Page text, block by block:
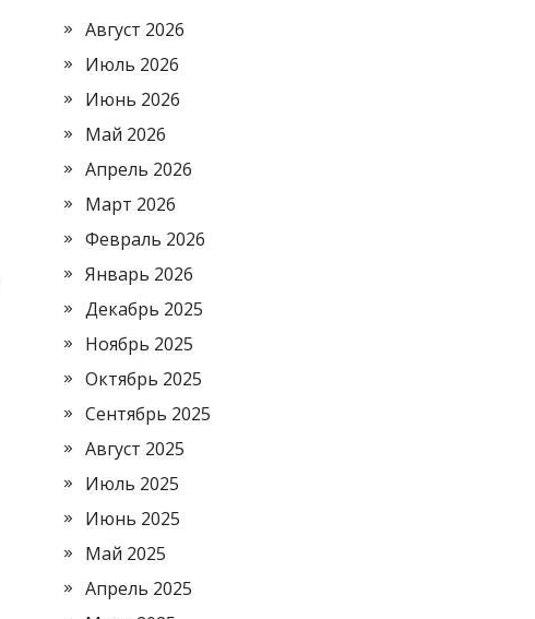
Август 2026
Июль 2026
Июнь 2026
Май 2026
Апрель 2026
Март 2026
Февраль 2026
Январь 2026
Декабрь 2025
Ноябрь 2025
Октябрь 2025
Сентябрь 2025
Август 2025
Июль 2025
Июнь 2025
Май 2025
Апрель 2025